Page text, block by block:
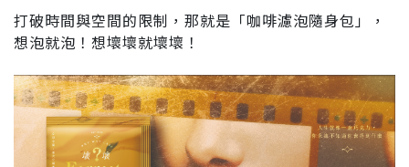
打破時間與空間的限制，那就是「咖啡濾泡隨身包」，
想泡就泡！想壞壞就壞壞！